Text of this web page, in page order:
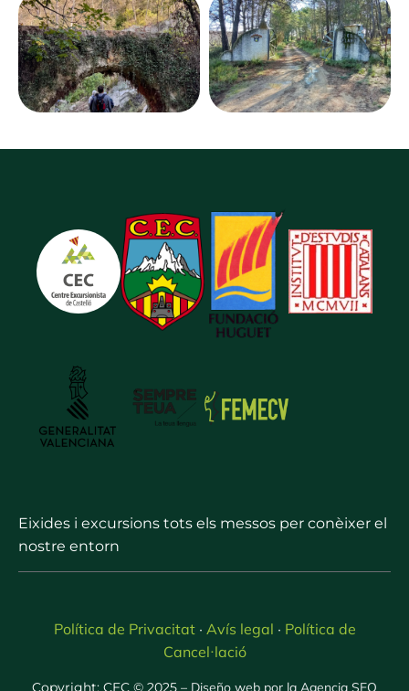
Eixides i excursions tots els messos per conèixer el
nostre entorn
Política de Privacitat· Avís legal · Política de
Cancel·lació
Copyright: CEC © 2025 – Diseño web por la Agencia SEO